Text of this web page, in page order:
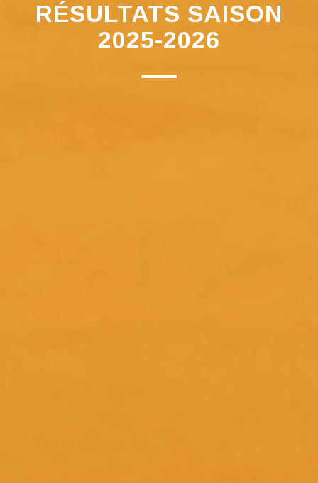
RÉSULTATS SAISON
2025-2026